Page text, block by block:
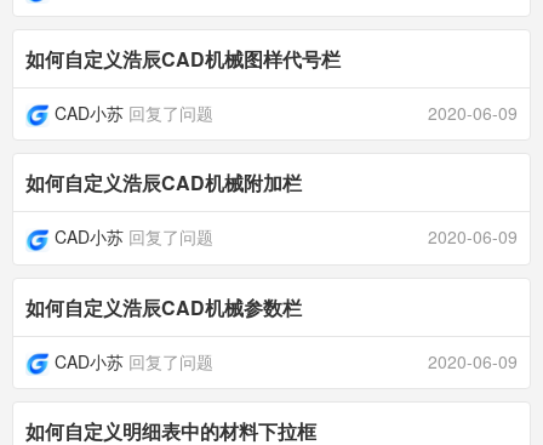
如何自定义浩辰CAD机械图样代号栏
CAD小苏 回复了问题 2020-06-09
如何自定义浩辰CAD机械附加栏
CAD小苏 回复了问题 2020-06-09
如何自定义浩辰CAD机械参数栏
CAD小苏 回复了问题 2020-06-09
如何自定义明细表中的材料下拉框